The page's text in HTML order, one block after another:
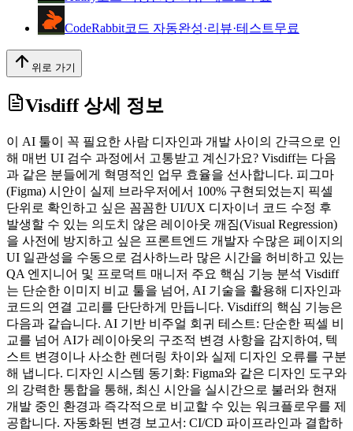
CodeRabbit코드 자동완성·리뷰·테스트무료
위로 가기
Visdiff상세 정보
이 AI 툴이 꼭 필요한 사람 디자인과 개발 사이의 간극으로 인
해 매번 UI 검수 과정에서 고통받고 계신가요? Visdiff는 다음
과 같은 분들에게 혁명적인 업무 효율을 선사합니다. 피그마
(Figma) 시안이 실제 브라우저에서 100% 구현되었는지 픽셀
단위로 확인하고 싶은 꼼꼼한 UI/UX 디자이너 코드 수정 후
발생할 수 있는 의도치 않은 레이아웃 깨짐(Visual Regression)
을 사전에 방지하고 싶은 프론트엔드 개발자 수많은 페이지의
UI 일관성을 수동으로 검사하느라 많은 시간을 허비하고 있는
QA 엔지니어 및 프로덕트 매니저 주요 핵심 기능 분석 Visdiff
는 단순한 이미지 비교 툴을 넘어, AI 기술을 활용해 디자인과
코드의 연결 고리를 단단하게 만듭니다. Visdiff의 핵심 기능은
다음과 같습니다. AI 기반 비주얼 회귀 테스트: 단순한 픽셀 비
교를 넘어 AI가 레이아웃의 구조적 변경 사항을 감지하여, 텍
스트 변경이나 사소한 렌더링 차이와 실제 디자인 오류를 구분
해 냅니다. 디자인 시스템 동기화: Figma와 같은 디자인 도구와
의 강력한 통합을 통해, 최신 시안을 실시간으로 불러와 현재
개발 중인 환경과 즉각적으로 비교할 수 있는 워크플로우를 제
공합니다. 자동화된 변경 보고서: CI/CD 파이프라인과 결합하